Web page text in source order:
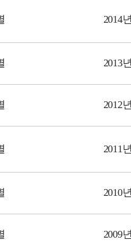
2014
2013
2012
2011
2010
2009